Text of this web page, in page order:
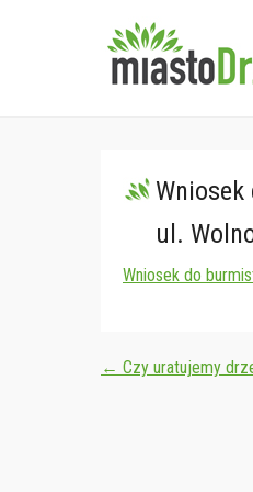
ul.
Wniosek do
Post navigation
← Czy uratujemy